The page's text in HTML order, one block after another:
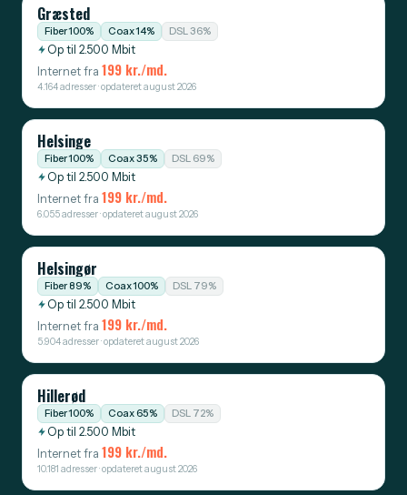
Græsted
Fiber 100% Coax 14% DSL 36%
Op til 2.500 Mbit
Internet fra 199 kr./md.
4.164 adresser · opdateret august 2026
Helsinge
Fiber 100% Coax 35% DSL 69%
Op til 2.500 Mbit
Internet fra 199 kr./md.
6.055 adresser · opdateret august 2026
Helsingør
Fiber 89% Coax 100% DSL 79%
Op til 2.500 Mbit
Internet fra 199 kr./md.
5.904 adresser · opdateret august 2026
Hillerød
Fiber 100% Coax 65% DSL 72%
Op til 2.500 Mbit
Internet fra 199 kr./md.
10.181 adresser · opdateret august 2026